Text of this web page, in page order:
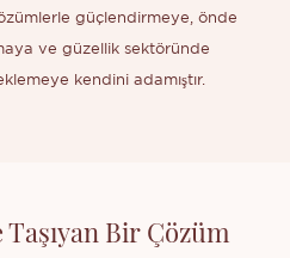
güçlendirmeye, önde
ve güzellik sektöründe
kendini adamıştır.
Bir Çözüm